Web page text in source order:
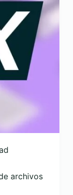
archivos